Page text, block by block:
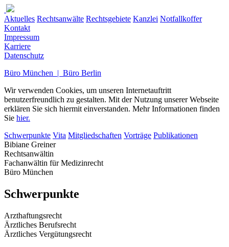
Aktuelles Rechtsanwälte Rechtsgebiete Kanzlei Notfallkoffer
Kontakt
Impressum
Karriere
Datenschutz
Büro München | Büro Berlin
Wir verwenden Cookies, um unseren Internetauftritt
benutzerfreundlich zu gestalten. Mit der Nutzung unserer Webseite
erklären Sie sich hiermit einverstanden. Mehr Informationen finden
Sie hier.
Schwerpunkte Vita Mitgliedschaften Vorträge Publikationen
Bibiane Greiner
Rechtsanwältin
Fachanwältin für Medizinrecht
Büro München
Schwerpunkte
Arzthaftungsrecht
Ärztliches Berufsrecht
Ärztliches Vergütungsrecht